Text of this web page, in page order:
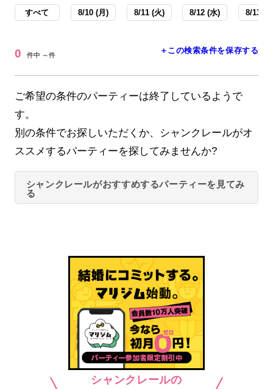
すべて 8/10 (月) 8/11 (火) 8/12 (水) 8/13 (
0 件中 ～件 ＋この検索条件を保存する
ご希望の条件のパーティーは終了しているようで
す。
別の条件でお探しいただくか、シャンクレールがオ
ススメするパーティーを探してみませんか?
シャンクレールがおすすめするパーティーを見てみ
る
シャンクレールの